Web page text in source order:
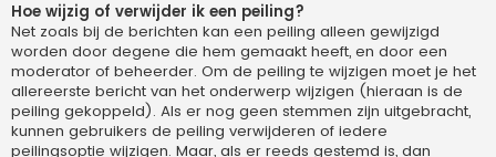
Hoe wijzig of verwijder ik een peiling?
Net zoals bij de berichten kan een peiling alleen gewijzigd
worden door degene die hem gemaakt heeft, en door een
moderator of beheerder. Om de peiling te wijzigen moet je het
allereerste bericht van het onderwerp wijzigen (hieraan is de
peiling gekoppeld). Als er nog geen stemmen zijn uitgebracht,
kunnen gebruikers de peiling verwijderen of iedere
peilingsoptie wijzigen. Maar, als er reeds gestemd is, dan